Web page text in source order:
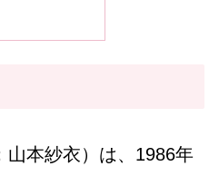
山本紗衣）は、1986年